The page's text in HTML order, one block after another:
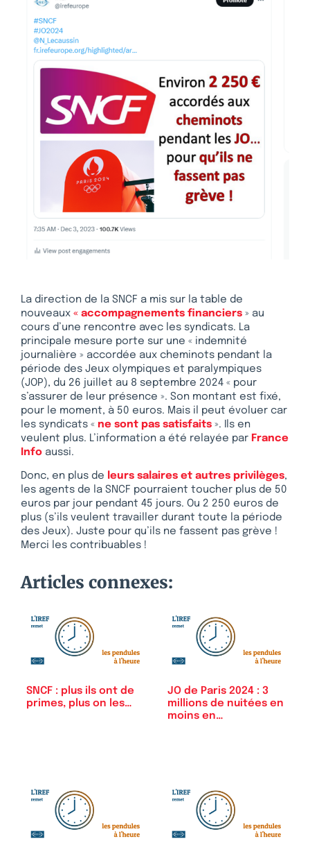
La direction de la SNCF a mis sur la table de
nouveaux « accompagnements financiers » au
cours d’une rencontre avec les syndicats. La
principale mesure porte sur une « indemnité
journalière » accordée aux cheminots pendant la
période des Jeux olympiques et paralympiques
(JOP), du 26 juillet au 8 septembre 2024 « pour
s’assurer de leur présence ». Son montant est fixé,
pour le moment, à 50 euros. Mais il peut évoluer car
les syndicats « ne sont pas satisfaits ». Ils en
veulent plus. L’information a été relayée par France
Info aussi.
Donc, en plus de leurs salaires et autres privilèges,
les agents de la SNCF pourraient toucher plus de 50
euros par jour pendant 45 jours. Ou 2 250 euros de
plus (s’ils veulent travailler durant toute la période
des Jeux). Juste pour qu’ils ne fassent pas grève !
Merci les contribuables !
Articles connexes:
SNCF : plus ils ont de
primes, plus on les…
JO de Paris 2024 : 3
millions de nuitées en
moins en…